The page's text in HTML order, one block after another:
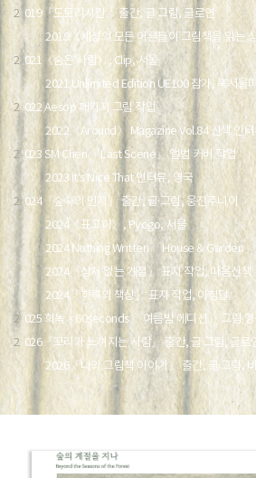
2 019『도토리시간』 출간, 글·그림, 글로연
2019《세상의 모든 어른들이 그림책을 읽는
2 021《숨은 사람》, Clip, 서울
2021 Unlimited Edition UE100 참가, 북서울
2 022 Aesop 패키지 그림 작업
2022《Around》 Magazine Vol.84 산책 인터
2 023 SM Chen 『Last Scene』 앨범 커버 작업
2023 It's Nice That 인터뷰, 영국
2 024『숲속의 먼지』 출간, 글·그림, 웅진주니어
2024《표고히》, Pyogo, 서울
2024 Nothing Written 「House & Garden」
2024『상처 없는 계절』 표지 작업, 마음산책
2024『하루의 책상』 표지 작업, 아침달
2 025 희녹 × 60seconds 「여름밤 에디션」 그림 영
2 026『꼬리가 느껴지는 사람』 출간, 글·그림, 글로
2026『나의 그림책 이야기』 출간, 글·그림,